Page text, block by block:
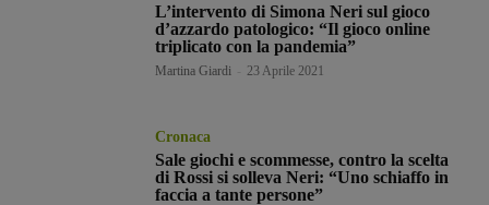
L’intervento di Simona Neri sul gioco
d’azzardo patologico: “Il gioco online
triplicato con la pandemia”
Martina Giardi 23 Aprile 2021
Cronaca
Sale giochi e scommesse, contro la scelta
di Rossi si solleva Neri: “Uno schiaffo in
faccia a tante persone”